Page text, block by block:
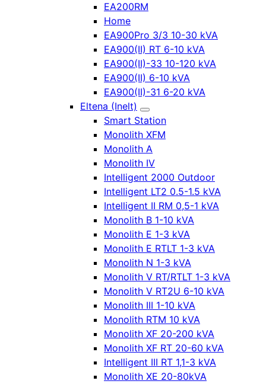
EA200RM
Home
EA900Pro 3/3 10-30 kVA
EA900(II) RT 6-10 kVA
EA900(II)-33 10-120 kVA
EA900(II) 6-10 kVA
EA900(II)-31 6-20 kVA
Eltena (Inelt)
Smart Station
Monolith XFM
Monolith A
Monolith IV
Intelligent 2000 Outdoor
Intelligent LT2 0.5-1.5 kVA
Intelligent II RM 0,5-1 kVA
Monolith B 1-10 kVA
Monolith E 1-3 kVA
Monolith E RTLT 1-3 kVA
Monolith N 1-3 kVA
Monolith V RT/RTLT 1-3 kVA
Monolith V RT2U 6-10 kVA
Monolith III 1-10 kVA
Monolith RTM 10 kVA
Monolith XF 20-200 kVA
Monolith XF RT 20-60 kVA
Intelligent III RT 1,1-3 kVA
Monolith XE 20-80kVA